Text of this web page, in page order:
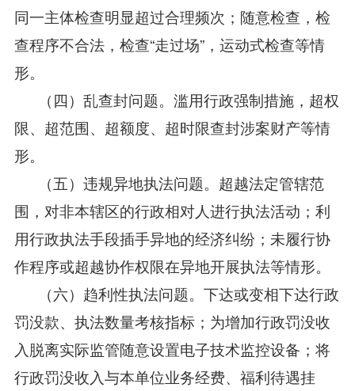
同一主体检查明显超过合理频次；随意检查，检
查程序不合法，检查“走过场”，运动式检查等情
形。
（四）乱查封问题。滥用行政强制措施，超权
限、超范围、超额度、超时限查封涉案财产等情
形。
（五）违规异地执法问题。超越法定管辖范
围，对非本辖区的行政相对人进行执法活动；利
用行政执法手段插手异地的经济纠纷；未履行协
作程序或超越协作权限在异地开展执法等情形。
（六）趋利性执法问题。下达或变相下达行政
罚没款、执法数量考核指标；为增加行政罚没收
入脱离实际监管随意设置电子技术监控设备；将
行政罚没收入与本单位业务经费、福利待遇挂